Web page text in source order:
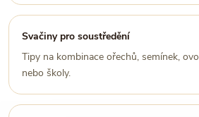
Svačiny pro soustředění
Tipy na kombinace ořechů, semínek,
nebo školy.